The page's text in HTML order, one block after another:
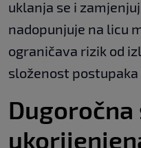
uklanja se i
nadopunjuje na licu
ograničava rizik od
složenost postupaka